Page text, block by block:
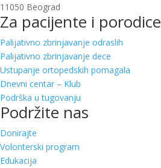
11050 Beograd
Za pacijente i porodice
Palijativno zbrinjavanje odraslih
Palijativno zbrinjavanje dece
Ustupanje ortopedskih pomagala
Dnevni centar – Klub
Podrška u tugovanju
Podržite nas
Donirajte
Volonterski program
Edukacija